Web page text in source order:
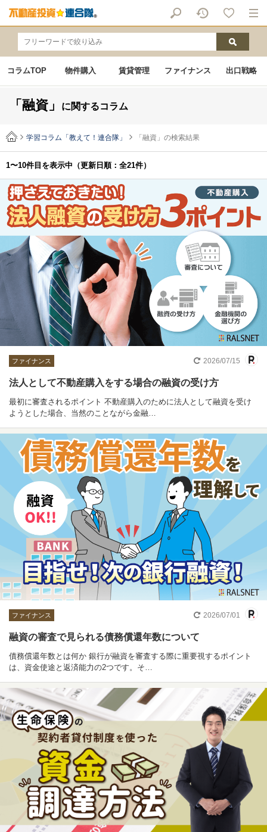
コラムTOP 物件購入 賃貸管理 ファイナンス 出口戦略
「融資」 に関するコラム
学習コラム「教えて！連合隊」 「融資」の検索結果
1〜10件目を表示中 （更新日順：全21件）
ファイナンス 2026/07/15
法人として不動産購入をする場合の融資の受け方
最初に審査されるポイント 不動産購入のために法人として融資を受け
ようとした場合、当然のことながら金融…
ファイナンス 2026/07/01
融資の審査で見られる債務償還年数について
債務償還年数とは何か 銀行が融資を審査する際に重要視するポイント
は、資金使途と返済能力の2つです。そ…